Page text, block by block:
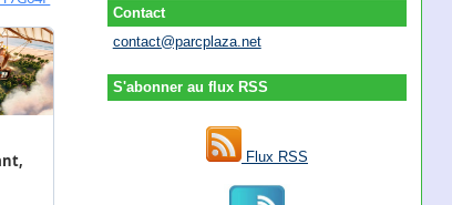
Contact
contact@parcplaza.net
S'abonner au flux RSS
Flux RSS